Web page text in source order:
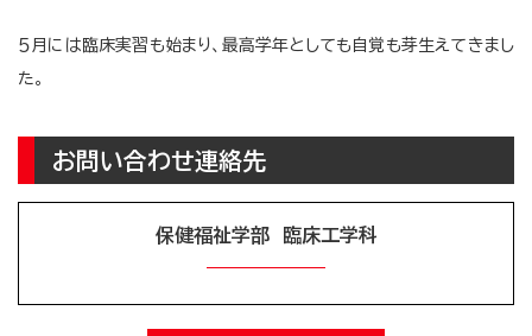
５月には臨床実習も始まり、最高学年としても自覚も芽生えてきまし
た。
お問い合わせ連絡先
保健福祉学部 臨床工学科